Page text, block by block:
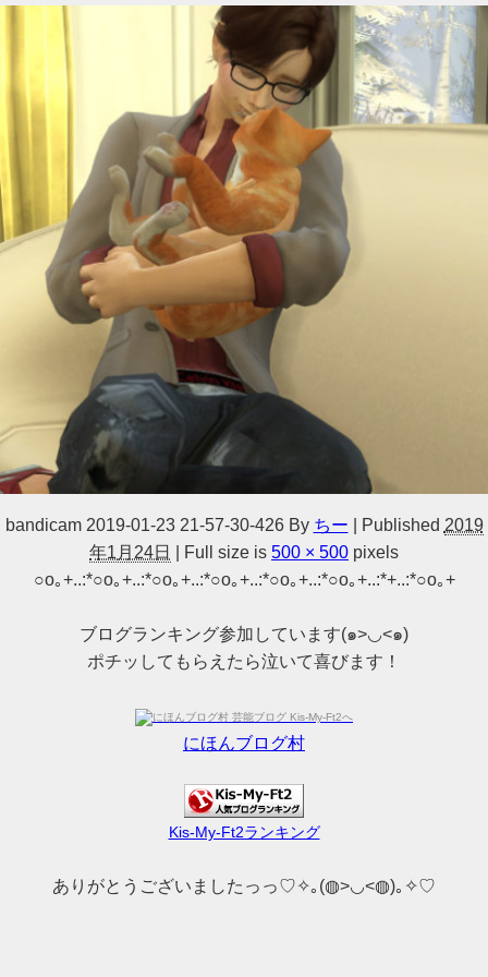
bandicam 2019-01-23 21-57-30-426 By ちー Published 2019
年1月24日
Full size is 500 × 500 pixels
○o｡+..:*○o｡+..:*○o｡+..:*○o｡+..:*○o｡+..:*○o｡+..:*+..:*○o｡+
ブログランキング参加しています(๑>◡<๑)
ポチッしてもらえたら泣いて喜びます！
にほんブログ村
Kis-My-Ft2ランキング
ありがとうございましたっっ♡✧｡(◍>◡<◍)｡✧♡